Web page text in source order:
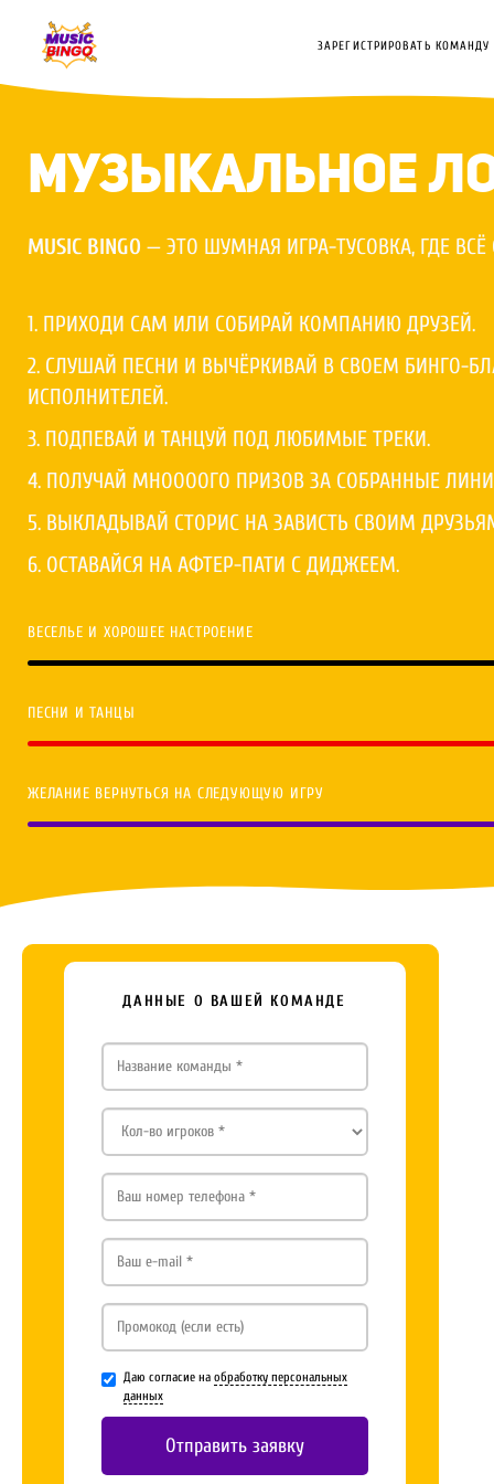
ЗАРЕГИСТРИРОВАТЬ КОМАНДУ
МУЗЫКАЛЬНОЕ
MUSIC BINGO — ЭТО ШУМНАЯ ИГРА-ТУСОВКА, ГДЕ
1. ПРИХОДИ САМ ИЛИ СОБИРАЙ КОМПАНИЮ ДРУЗЕЙ.
2. СЛУШАЙ ПЕСНИ И ВЫЧЁРКИВАЙ В СВОЕМ БИНГО-
ИСПОЛНИТЕЛЕЙ.
3. ПОДПЕВАЙ И ТАНЦУЙ ПОД ЛЮБИМЫЕ ТРЕКИ.
4. ПОЛУЧАЙ МНООООГО ПРИЗОВ ЗА СОБРАННЫЕ
5. ВЫКЛАДЫВАЙ СТОРИС НА ЗАВИСТЬ СВОИМ
6. ОСТАВАЙСЯ НА АФТЕР-ПАТИ С ДИДЖЕЕМ.
ВЕСЕЛЬЕ И ХОРОШЕЕ НАСТРОЕНИЕ
ПЕСНИ И ТАНЦЫ
ЖЕЛАНИЕ ВЕРНУТЬСЯ НА СЛЕДУЮЩУЮ ИГРУ
ДАННЫЕ О ВАШЕЙ КОМАНДЕ
Даю согласие на обработку персональных
данных
Отправить заявку